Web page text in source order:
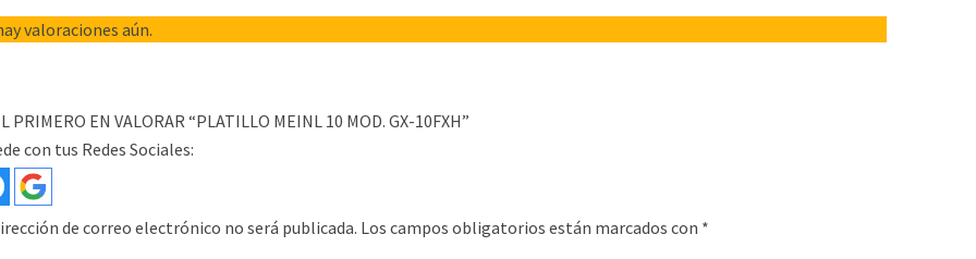
valoraciones aún.
PRIMERO EN VALORAR “PLATILLO MEINL 10 MOD. GX-10FXH”
con tus Redes Sociales:
de correo electrónico no será publicada. Los campos obligatorios están marcados con *